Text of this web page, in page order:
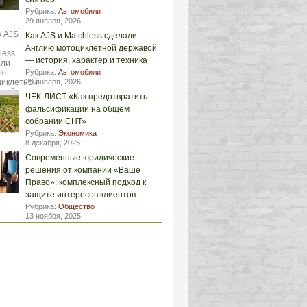
Рубрика: Автомобили
29 января, 2026
Как AJS и Matchless сделали
Англию мотоциклетной державой
— история, характер и техника
Рубрика: Автомобили
29 января, 2026
ЧЕК-ЛИСТ «Как предотвратить
фальсификации на общем
собрании СНТ»
Рубрика: Экономика
8 декабря, 2025
Современные юридические
решения от компании «Ваше
Право»: комплексный подход к
защите интересов клиентов
Рубрика: Общество
13 ноября, 2025